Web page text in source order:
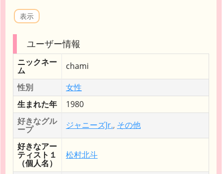
表示
ユーザー情報
ニックネー
ム
chami
性別
女性
生まれた年
1980
好きなグル
ープ ジャニーズJr., その他
好きなアー
ティスト１
（個人名）
松村北斗